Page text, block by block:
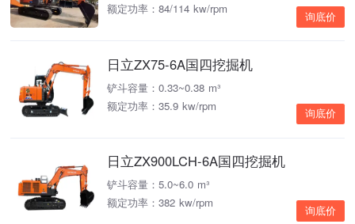
额定功率：84/114 kw/rpm
询底价
日立ZX75-6A国四挖掘机
铲斗容量：0.33~0.38 m³
额定功率：35.9 kw/rpm
询底价
日立ZX900LCH-6A国四挖掘机
铲斗容量：5.0~6.0 m³
额定功率：382 kw/rpm
询底价